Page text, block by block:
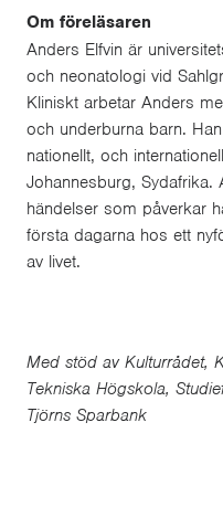
Om föreläsaren
Anders Elfvin är
och neonatologi vid
Kliniskt arbetar Anders
och underburna barn.
nationellt, och
Johannesburg,
händelser som påverkar
första dagarna hos ett
av livet.
Med stöd av Kulturrådet,
Tekniska Högskola,
Tjörns Sparbank